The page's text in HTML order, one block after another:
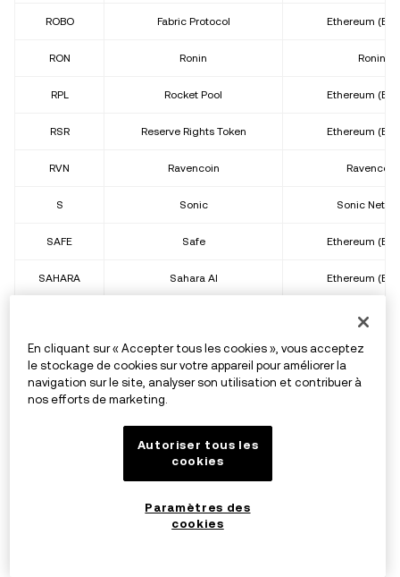
ROBO Fabric Protocol Ethereum
RON Ronin Ronin
RPL Rocket Pool Ethereum
RSR Reserve Rights Token Ethereum
RVN Ravencoin Ravencoin
S Sonic Sonic
SAFE Safe Ethereum
SAHARA Sahara AI Ethereum
Ethereum
SATS SATS
Bitcoin
Merlin
Scroll
Stader
En cliquant sur « Accepter tous les cookies », vous acceptez
le stockage de cookies sur votre appareil pour améliorer la
navigation sur le site, analyser son utilisation et contribuer à
nos efforts de marketing.
Autoriser tous les
cookies
Paramètres des
cookies